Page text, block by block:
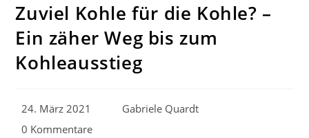
Zuviel Kohle für die Kohle? –
Ein zäher Weg bis zum
Kohleausstieg
Beitrag
24. März 2021
Beitrags-
Gabriele Quardt
Beitrags-
0 Kommentare